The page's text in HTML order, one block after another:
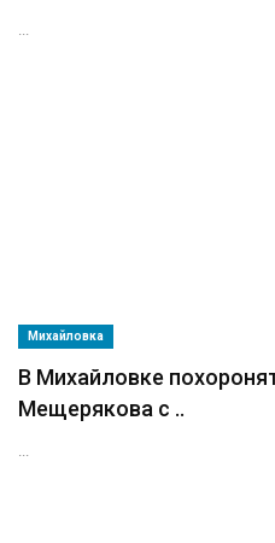
...
Михайловка
В Михайловке
Мещерякова с ..
...